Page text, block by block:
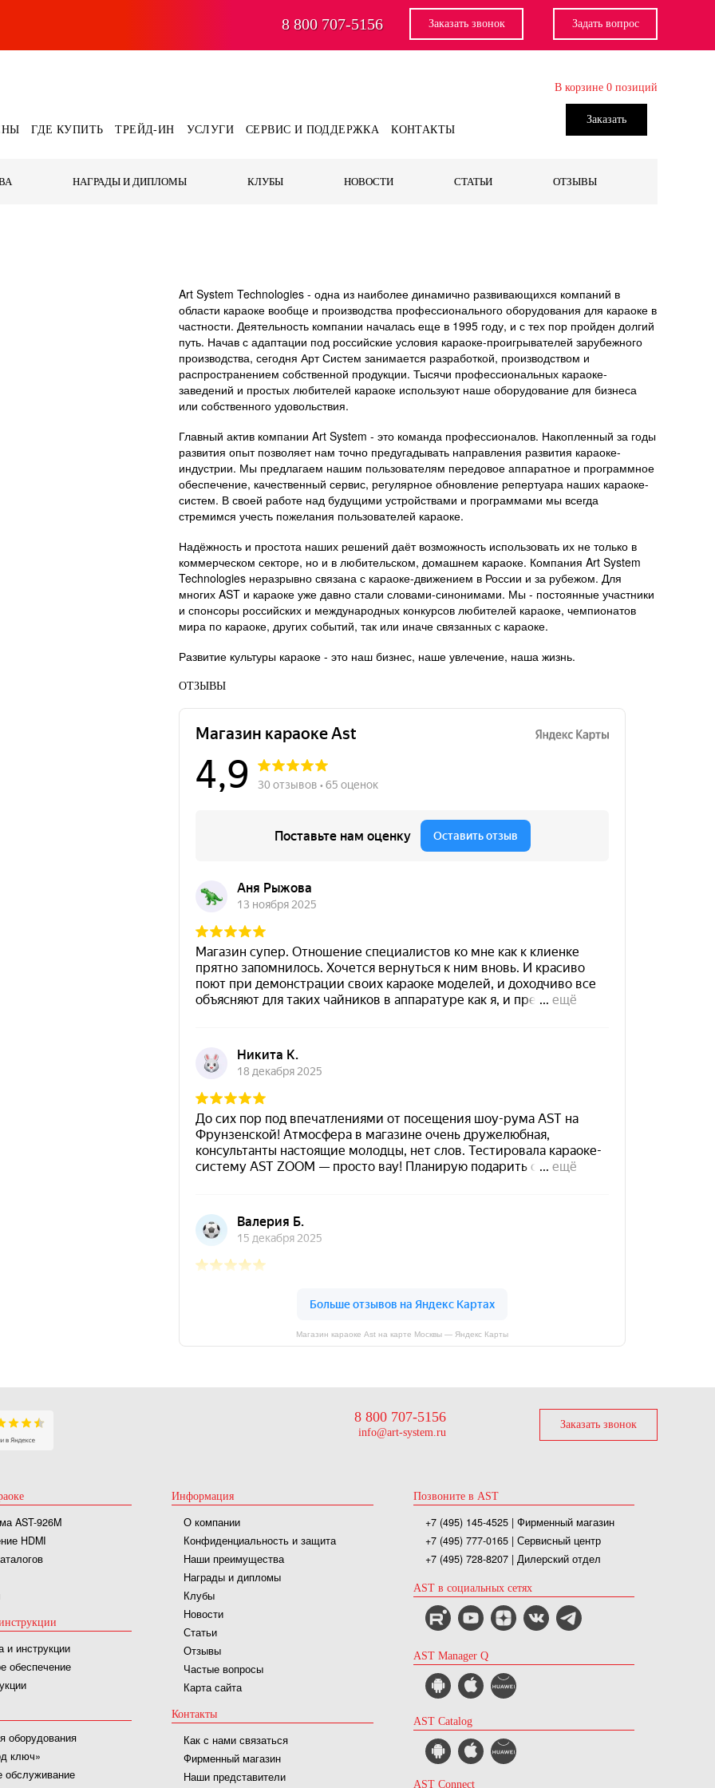
8 800 707-5156 Заказать звонок Задать вопрос
ГДЕ КУПИТЬ ТРЕЙД-ИН УСЛУГИ СЕРВИС И ПОДДЕРЖКА КОНТАКТЫ
В корзине 0 позиций
Заказать
НАГРАДЫ И ДИПЛОМЫ КЛУБЫ НОВОСТИ СТАТЬИ ОТЗЫВЫ
Art System Technologies - одна из наиболее динамично развивающихся компаний в
области караоке вообще и производства профессионального оборудования для караоке в
частности. Деятельность компании началась еще в 1995 году, и с тех пор пройден долгий
путь. Начав с адаптации под российские условия караоке-проигрывателей зарубежного
производства, сегодня Арт Систем занимается разработкой, производством и
распространением собственной продукции. Тысячи профессиональных караоке-
заведений и простых любителей караоке используют наше оборудование для бизнеса
или собственного удовольствия.
Главный актив компании Art System - это команда профессионалов. Накопленный за годы
развития опыт позволяет нам точно предугадывать направления развития караоке-
индустрии. Мы предлагаем нашим пользователям передовое аппаратное и программное
обеспечение, качественный сервис, регулярное обновление репертуара наших караоке-
систем. В своей работе над будущими устройствами и программами мы всегда
стремимся учесть пожелания пользователей караоке.
Надёжность и простота наших решений даёт возможность использовать их не только в
коммерческом секторе, но и в любительском, домашнем караоке. Компания Art System
Technologies неразрывно связана с караоке-движением в России и за рубежом. Для
многих AST и караоке уже давно стали словами-синонимами. Мы - постоянные участники
и спонсоры российских и международных конкурсов любителей караоке, чемпионатов
мира по караоке, других событий, так или иначе связанных с караоке.
Развитие культуры караоке - это наш бизнес, наше увлечение, наша жизнь.
ОТЗЫВЫ
Магазин караоке Ast на карте Москвы — Яндекс Карты
8 800 707-5156
info@art-system.ru
Заказать звонок
AST-926M
HDMI
и инструкции
обеспечение
оборудования
ключ»
обслуживание
Информация
О компании
Конфиденциальность и защита
Наши преимущества
Награды и дипломы
Клубы
Новости
Статьи
Отзывы
Частые вопросы
Карта сайта
Контакты
Как с нами связаться
Фирменный магазин
Наши представители
Позвоните в AST
+7 (495) 145-4525| Фирменный магазин
+7 (495) 777-0165| Сервисный центр
+7 (495) 728-8207| Дилерский отдел
AST в социальных сетях
AST Manager Q
AST Catalog
AST Connect